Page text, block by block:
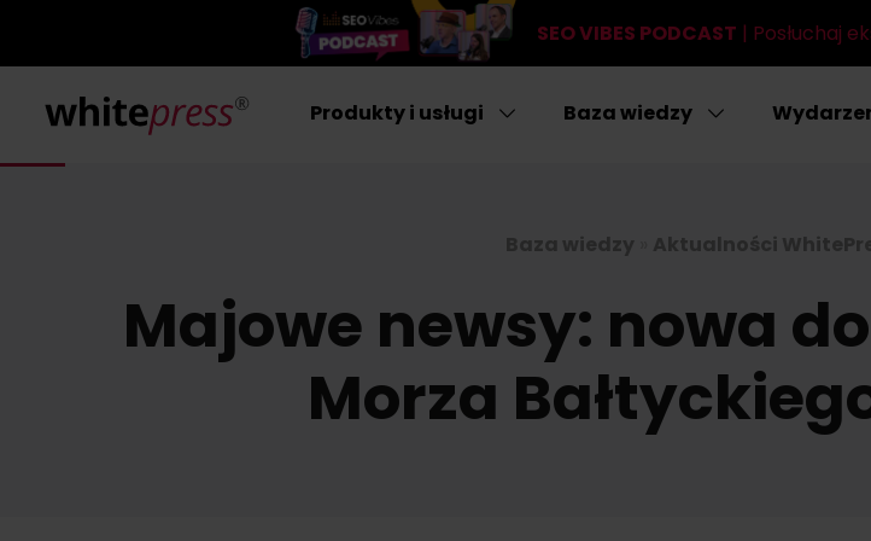
SEO VIBES PODCAST | Posłuchaj
Produkty i usługi Baza wiedzy
Baza wiedzy Aktualności
Majowe newsy: nowa
Morza